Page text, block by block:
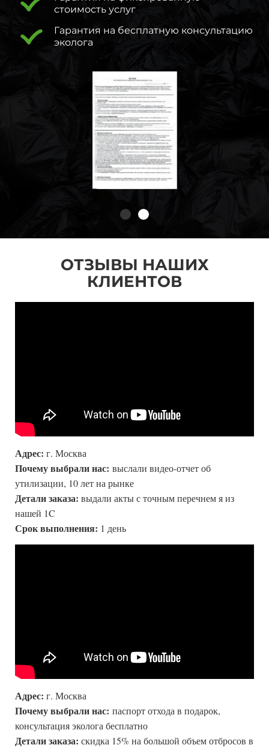
стоимость услуг
Гарантия на бесплатную консультацию
эколога
ОТЗЫВЫ НАШИХ
КЛИЕНТОВ
Адрес: г. Москва
Почему выбрали нас: выслали видео-отчет об
утилизации, 10 лет на рынке
Детали заказа: выдали акты с точным перечнем я из
нашей 1C
Срок выполнения: 1 день
Адрес: г. Москва
Почему выбрали нас: паспорт отхода в подарок,
консультация эколога бесплатно
Детали заказа: скидка 15% на большой объем отбросов в